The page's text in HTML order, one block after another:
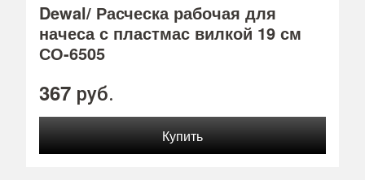
Dewal/ Расческа рабочая для
начеса с пластмас вилкой 19 см
СО-6505
367 руб.